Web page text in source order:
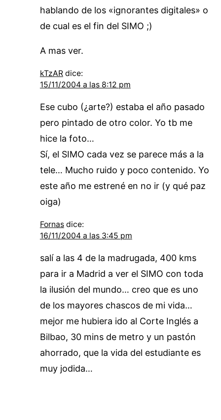
hablando de los «ignorantes digitales» o
de cual es el fin del SIMO ;)
A mas ver.
kTzAR dice:
15/11/2004 a las 8:12 pm
Ese cubo (¿arte?) estaba el año pasado
pero pintado de otro color. Yo tb me
hice la foto…
Sí, el SIMO cada vez se parece más a la
tele… Mucho ruido y poco contenido. Yo
este año me estrené en no ir (y qué paz
oiga)
Fornas dice:
16/11/2004 a las 3:45 pm
salí a las 4 de la madrugada, 400 kms
para ir a Madrid a ver el SIMO con toda
la ilusión del mundo… creo que es uno
de los mayores chascos de mi vida…
mejor me hubiera ido al Corte Inglés a
Bilbao, 30 mins de metro y un pastón
ahorrado, que la vida del estudiante es
muy jodida…